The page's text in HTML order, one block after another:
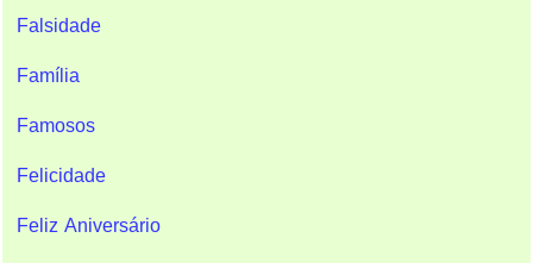
Falsidade
Família
Famosos
Felicidade
Feliz Aniversário